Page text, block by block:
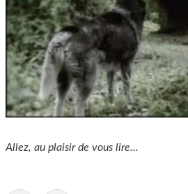
Allez, au plaisir de vous lire...